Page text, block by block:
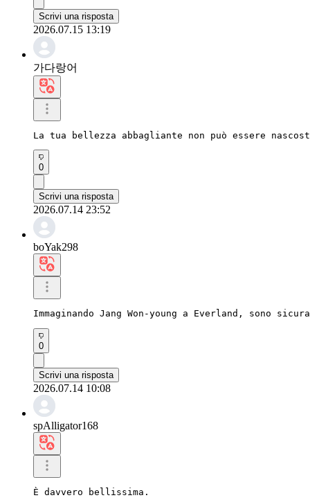
Scrivi una risposta
2026.07.15 13:19
가다랑어
La tua bellezza abbagliante non può essere
0
Scrivi una risposta
2026.07.14 23:52
boYak298
Immaginando Jang Won-young a Everland,
0
Scrivi una risposta
2026.07.14 10:08
spAlligator168
È davvero bellissima.